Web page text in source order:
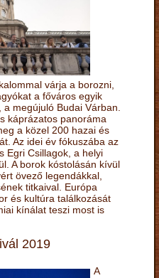
várja a borozni,
a főváros egyik
megújuló Budai Várban.
káprázatos panoráma
a közel 200 hazai és
Az idei év fókuszába az
Egri Csillagok, a helyi
A borok kóstolásán kívül
övező legendákkal,
titkaival. Európa
és kultúra találkozását
kínálat teszi most is
2019
A